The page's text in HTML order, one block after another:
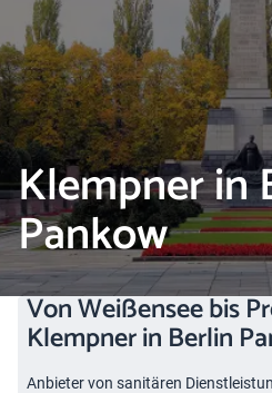
Klempner in
Pankow
Von Weißensee bis
Klempner in Berlin
Anbieter von sanitären